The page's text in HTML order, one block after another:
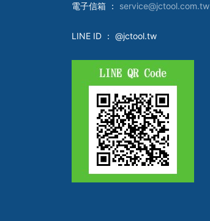
電子信箱 ： service@jctool.com.tw
LINE ID ： @jctool.tw